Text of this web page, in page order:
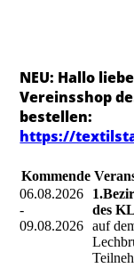
NEU: Hallo
Vereinsshop
bestellen:
https://
Kommende
06.08.2026
-
09.08.2026
des
auf